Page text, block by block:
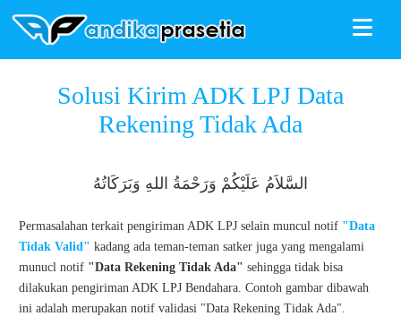
≡
ANDIKAPRASETIA SILABI
LPJ Data Rekening Tidak Ada
Solusi Kirim ADK LPJ Data
Rekening Tidak Ada
السَّلاَمُ عَلَيْكُمْ وَرَحْمَةُ اللهِ وَبَرَكَاتُهُ
Permasalahan terkait pengiriman ADK LPJ selain muncul notif "Data
Tidak Valid" kadang ada teman-teman satker juga yang mengalami
munucl notif "Data Rekening Tidak Ada" sehingga tidak bisa
dilakukan pengiriman ADK LPJ Bendahara. Contoh gambar dibawah
ini adalah merupakan notif validasi "Data Rekening Tidak Ada".